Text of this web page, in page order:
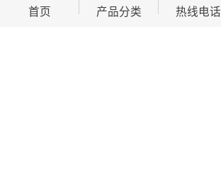
首页 产品分类 热线电话